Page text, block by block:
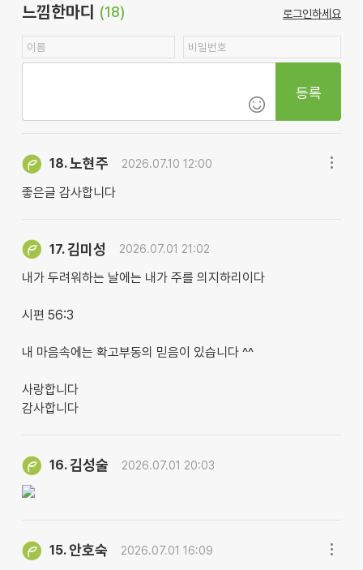
느낌한마디 (18) 로그인하세요
등록
18.노현주 2026.07.10 12:00
좋은글 감사합니다
17.김미성 2026.07.01 21:02
내가 두려워하는 날에는 내가 주를 의지하리이다
시편 56:3
내 마음속에는 확고부동의 믿음이 있습니다 ^^
사랑합니다
감사합니다
16.김성술 2026.07.01 20:03
15.안호숙 2026.07.01 16:09